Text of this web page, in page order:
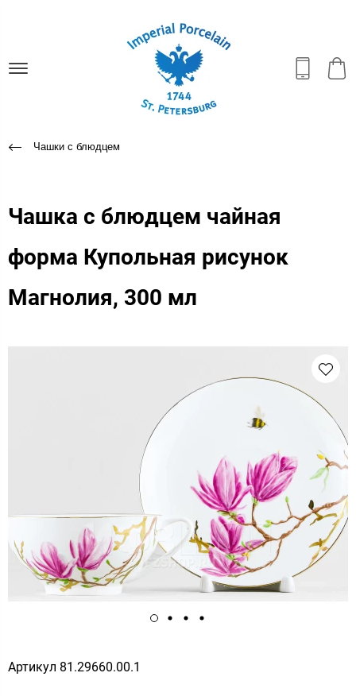
Чашки с блюдцем
Чашка с блюдцем чайная
форма Купольная рисунок
Магнолия, 300 мл
Артикул 81.29660.00.1